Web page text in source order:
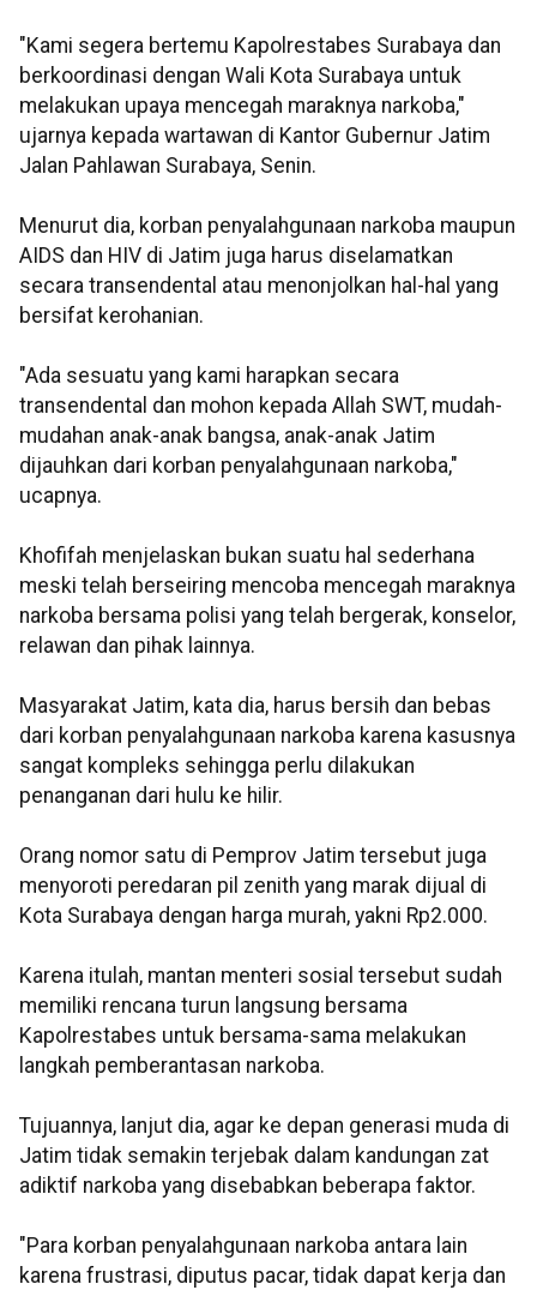
"Kami segera bertemu Kapolrestabes Surabaya dan
berkoordinasi dengan Wali Kota Surabaya untuk
melakukan upaya mencegah maraknya narkoba,"
ujarnya kepada wartawan di Kantor Gubernur Jatim
Jalan Pahlawan Surabaya, Senin.
Menurut dia, korban penyalahgunaan narkoba maupun
AIDS dan HIV di Jatim juga harus diselamatkan
secara transendental atau menonjolkan hal-hal yang
bersifat kerohanian.
"Ada sesuatu yang kami harapkan secara
transendental dan mohon kepada Allah SWT, mudah-
mudahan anak-anak bangsa, anak-anak Jatim
dijauhkan dari korban penyalahgunaan narkoba,"
ucapnya.
Khofifah menjelaskan bukan suatu hal sederhana
meski telah berseiring mencoba mencegah maraknya
narkoba bersama polisi yang telah bergerak, konselor,
relawan dan pihak lainnya.
Masyarakat Jatim, kata dia, harus bersih dan bebas
dari korban penyalahgunaan narkoba karena kasusnya
sangat kompleks sehingga perlu dilakukan
penanganan dari hulu ke hilir.
Orang nomor satu di Pemprov Jatim tersebut juga
menyoroti peredaran pil zenith yang marak dijual di
Kota Surabaya dengan harga murah, yakni Rp2.000.
Karena itulah, mantan menteri sosial tersebut sudah
memiliki rencana turun langsung bersama
Kapolrestabes untuk bersama-sama melakukan
langkah pemberantasan narkoba.
Tujuannya, lanjut dia, agar ke depan generasi muda di
Jatim tidak semakin terjebak dalam kandungan zat
adiktif narkoba yang disebabkan beberapa faktor.
"Para korban penyalahgunaan narkoba antara lain
karena frustrasi, diputus pacar, tidak dapat kerja dan